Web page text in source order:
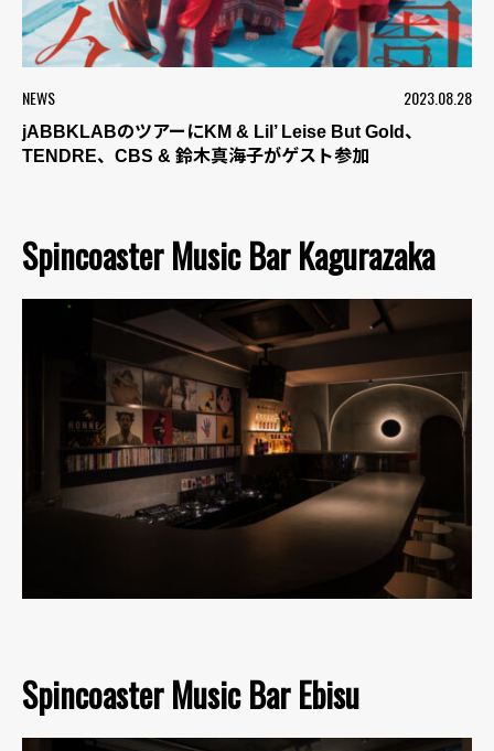
NEWS 2023.08.28
jABBKLABのツアーにKM & Lil’ Leise But Gold、
TENDRE、CBS & 鈴木真海子がゲスト参加
Spincoaster Music Bar Kagurazaka
Spincoaster Music Bar Ebisu